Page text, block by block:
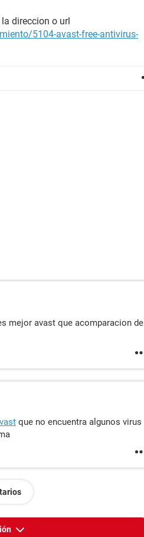
direccion o url
5104-avast-free-antivirus-
mejor avast que acomparacion de
que no encuentra algunos virus